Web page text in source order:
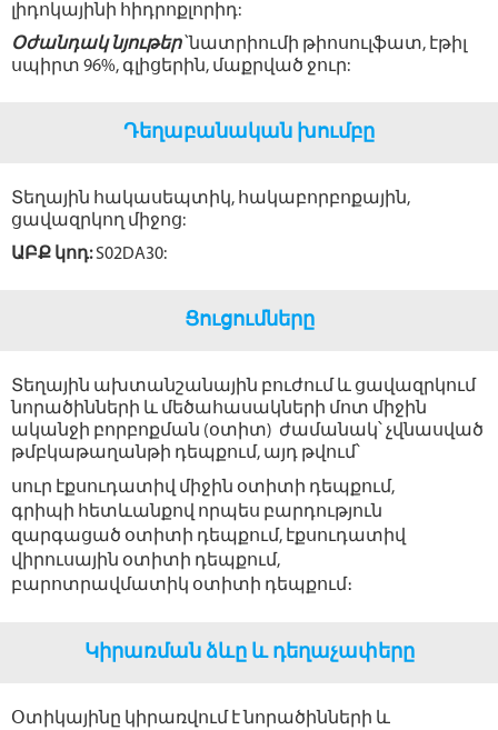
լիդոկայինի հիդրոքլորիդ:
Օժանդակ նյութեր՝ նատրիումի թիոսուլֆատ, էթիլ
սպիրտ 96%, գլիցերին, մաքրված ջուր:
Դեղաբանական խումբը
Տեղային հակասեպտիկ, հակաբորբոքային,
ցավազրկող միջոց:
ԱԲՔ կոդ:S02DA30:
Ցուցումները
Տեղային ախտանշանային բուժում և ցավազրկում
նորածինների և մեծահասակների մոտ միջին
ականջի բորբոքման (օտիտ) ժամանակ՝ չվնասված
թմբկաթաղանթի դեպքում, այդ թվում՝
սուր էքսուդատիվ միջին օտիտի դեպքում,
գրիպի հետևանքով որպես բարդություն
զարգացած օտիտի դեպքում, էքսուդատիվ
վիրուսային օտիտի դեպքում,
բարոտրավմատիկ օտիտի դեպքում։
Կիրառման ձևը և դեղաչափերը
Օտիկայինը կիրառվում է նորածինների և